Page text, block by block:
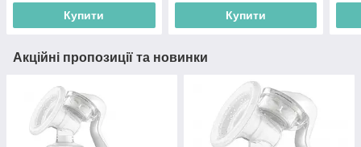
Купити Купити
Акційні пропозиції та новинки